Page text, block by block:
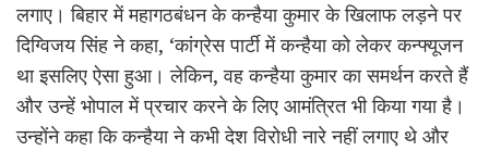
लगाए। बिहार में महागठबंधन के कन्हैया कुमार के खिलाफ लड़ने पर
दिग्विजय सिंह ने कहा, ‘कांग्रेस पार्टी में कन्हैया को लेकर कन्फ्यूजन
था इसलिए ऐसा हुआ। लेकिन, वह कन्हैया कुमार का समर्थन करते हैं
और उन्हें भोपाल में प्रचार करने के लिए आमंत्रित भी किया गया है।
उन्होंने कहा कि कन्हैया ने कभी देश विरोधी नारे नहीं लगाए थे और